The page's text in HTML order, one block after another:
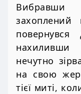
захоплений
нахиливши
нечутно
на свою
тієї миті,